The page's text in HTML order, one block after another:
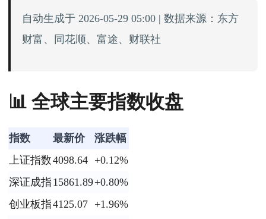
自动生成于 2026-05-29 05:00 | 数据来源：东方
财富、同花顺、富途、财联社
📊 全球主要指数收盘
指数 最新价
涨跌幅
上证指数4098.64 +0.12%
深证成指 15861.89+0.80%
创业板指4125.07 +1.96%